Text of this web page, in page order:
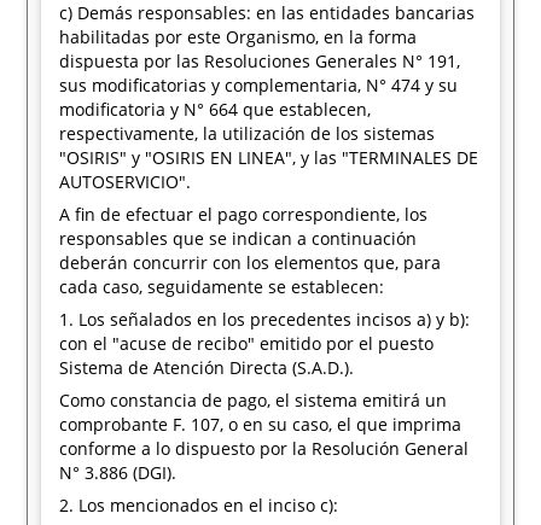
c) Demás responsables: en las entidades bancarias
habilitadas por este Organismo, en la forma
dispuesta por las Resoluciones Generales N° 191,
sus modificatorias y complementaria, N° 474 y su
modificatoria y N° 664 que establecen,
respectivamente, la utilización de los sistemas
"OSIRIS" y "OSIRIS EN LINEA", y las "TERMINALES DE
AUTOSERVICIO".
A fin de efectuar el pago correspondiente, los
responsables que se indican a continuación
deberán concurrir con los elementos que, para
cada caso, seguidamente se establecen:
1. Los señalados en los precedentes incisos a) y b):
con el "acuse de recibo" emitido por el puesto
Sistema de Atención Directa (S.A.D.).
Como constancia de pago, el sistema emitirá un
comprobante F. 107, o en su caso, el que imprima
conforme a lo dispuesto por la Resolución General
N° 3.886 (DGI).
2. Los mencionados en el inciso c):